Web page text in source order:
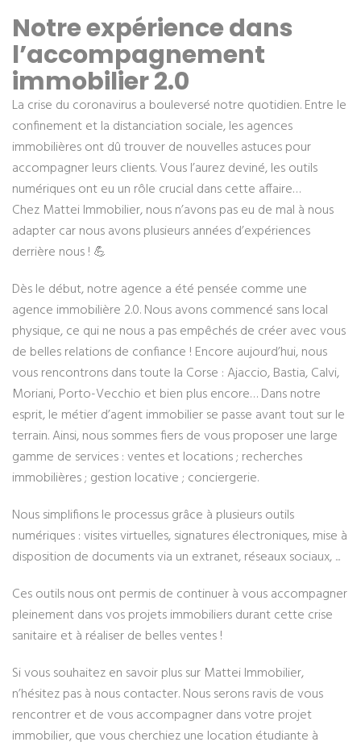
Notre expérience dans
l’accompagnement
immobilier 2.0
La crise du coronavirus a bouleversé notre quotidien. Entre le
confinement et la distanciation sociale, les agences
immobilières ont dû trouver de nouvelles astuces pour
accompagner leurs clients. Vous l’aurez deviné, les outils
numériques ont eu un rôle crucial dans cette affaire…
Chez Mattei Immobilier, nous n’avons pas eu de mal à nous
adapter car nous avons plusieurs années d’expériences
derrière nous ! 💪
Dès le début, notre agence a été pensée comme une
agence immobilière 2.0. Nous avons commencé sans local
physique, ce qui ne nous a pas empêchés de créer avec vous
de belles relations de confiance ! Encore aujourd’hui, nous
vous rencontrons dans toute la Corse : Ajaccio, Bastia, Calvi,
Moriani, Porto-Vecchio et bien plus encore… Dans notre
esprit, le métier d’agent immobilier se passe avant tout sur le
terrain. Ainsi, nous sommes fiers de vous proposer une large
gamme de services : ventes et locations ; recherches
immobilières ; gestion locative ; conciergerie.
Nous simplifions le processus grâce à plusieurs outils
numériques : visites virtuelles, signatures électroniques, mise à
disposition de documents via un extranet, réseaux sociaux, ...
Ces outils nous ont permis de continuer à vous accompagner
pleinement dans vos projets immobiliers durant cette crise
sanitaire et à réaliser de belles ventes !
Si vous souhaitez en savoir plus sur Mattei Immobilier,
n’hésitez pas à nous contacter. Nous serons ravis de vous
rencontrer et de vous accompagner dans votre projet
immobilier, que vous cherchiez une location étudiante à